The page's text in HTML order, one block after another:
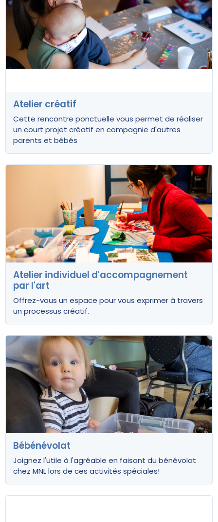
Atelier créatif
Cette rencontre ponctuelle vous permet de réaliser
un court projet créatif en compagnie d'autres
parents et bébés
Atelier individuel d'accompagnement
par l'art
Offrez-vous un espace pour vous exprimer à travers
un processus créatif.
Bébénévolat
Joignez l'utile à l'agréable en faisant du bénévolat
chez MNL lors de ces activités spéciales!